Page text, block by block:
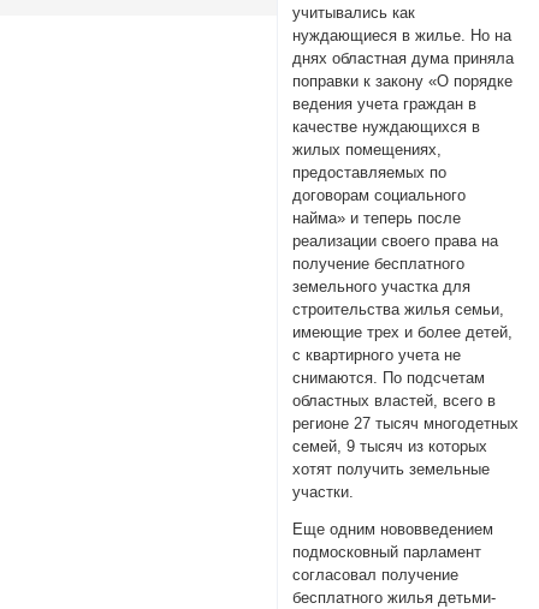
учитывались как
нуждающиеся в жилье. Но на
днях областная дума приняла
поправки к закону «О порядке
ведения учета граждан в
качестве нуждающихся в
жилых помещениях,
предоставляемых по
договорам социального
найма» и теперь после
реализации своего права на
получение бесплатного
земельного участка для
строительства жилья семьи,
имеющие трех и более детей,
с квартирного учета не
снимаются. По подсчетам
областных властей, всего в
регионе 27 тысяч многодетных
семей, 9 тысяч из которых
хотят получить земельные
участки.
Еще одним нововведением
подмосковный парламент
согласовал получение
бесплатного жилья детьми-